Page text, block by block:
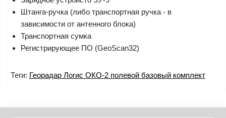
Штанга-ручка (либо транспортная ручка - в
зависимости от антенного блока)
Транспортная сумка
Регистрирующее ПО (GeoScan32)
Теги: Георадар Логис ОКО-2 полевой базовый комплект